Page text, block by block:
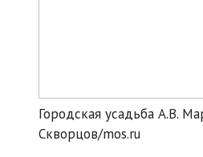
Городская усадьба А.В.
Скворцов/mos.ru